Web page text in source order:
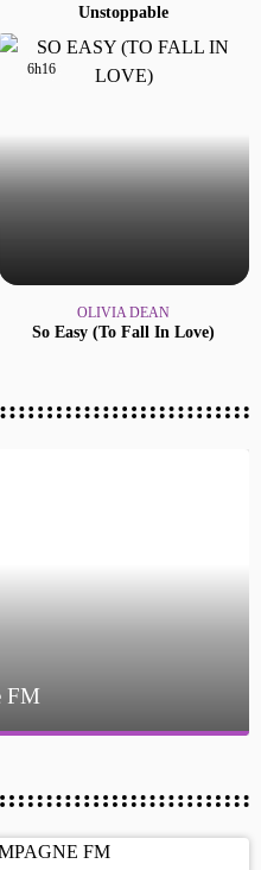
Unstoppable
6h16
6h16
OLIVIA DEAN
So Easy (to Fall In Love)